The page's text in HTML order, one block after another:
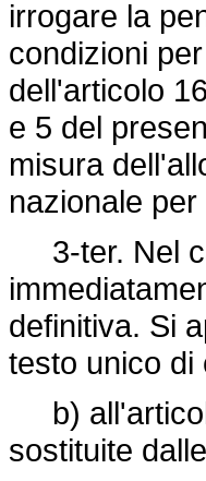
irrogare la
condizioni
dell'articolo
e 5 del
misura
nazionale
3-ter. Nel
definitiva. Si
testo unico di
b)
sostituite